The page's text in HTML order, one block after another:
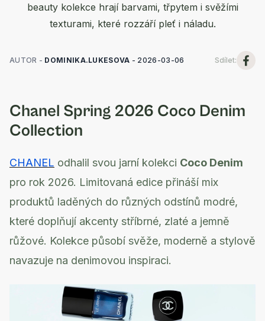
beauty kolekce hrají barvami, třpytem i svěžími
texturami, které rozzáří pleť i náladu.
AUTOR - DOMINIKA.LUKESOVA - 2026-03-06 Sdílet:
Chanel Spring 2026 Coco Denim
Collection
CHANEL odhalil svou jarní kolekci Coco Denim
pro rok 2026. Limitovaná edice přináší mix
produktů laděných do různých odstínů modré,
které doplňují akcenty stříbrné, zlaté a jemně
růžové. Kolekce působí svěže, moderně a stylově
navazuje na denimovou inspiraci.